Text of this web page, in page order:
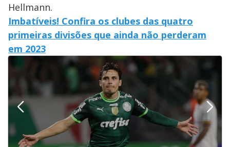
Hellmann.
Imbatíveis! Confira os clubes das quatro
primeiras divisões que ainda não perderam
em 2023